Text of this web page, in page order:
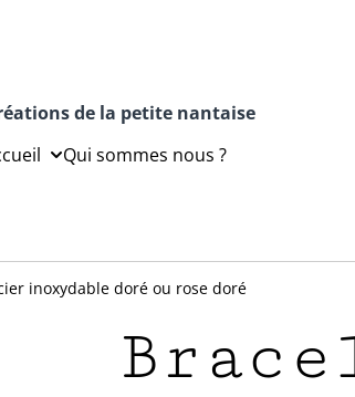
de la petite nantaise
Qui sommes nous ?
inoxydable doré ou rose doré